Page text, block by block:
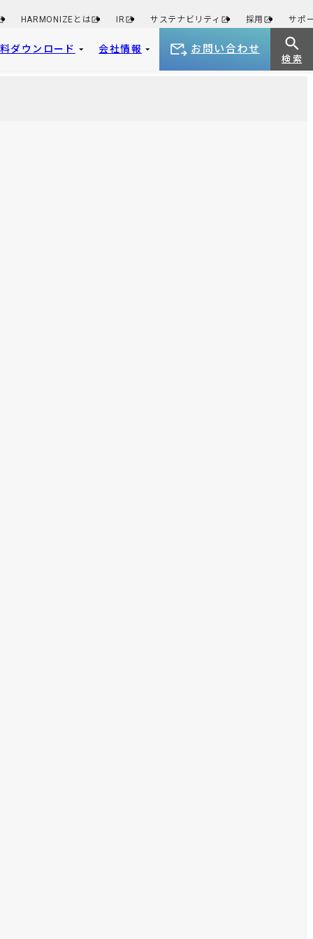
HARMONIZEとは IR サステナビリティ 採用 サポ
ダウンロード 会社情報 お問い合わせ
検 索